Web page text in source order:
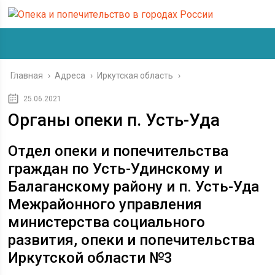
Главная › Адреса › Иркутская область ›
25.06.2021
Органы опеки п. Усть-Уда
Отдел опеки и попечительства
граждан по Усть-Удинскому и
Балаганскому району и п. Усть-Уда
Межрайонного управления
министерства социального
развития, опеки и попечительства
Иркутской области №3